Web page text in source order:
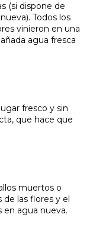
(si dispone de
Todos los
vinieron en una
agua fresca
fresco y sin
que hace que
muertos o
las flores y el
en agua nueva.